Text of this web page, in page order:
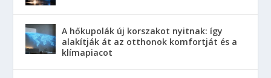
A hőkupolák új korszakot nyitnak: így
alakítják át az otthonok komfortját és a
klímapiacot